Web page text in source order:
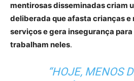
mentirosas disseminadas criam
deliberada que afasta crianças e
serviços e gera insegurança
trabalham neles.
“HOJE, MENOS